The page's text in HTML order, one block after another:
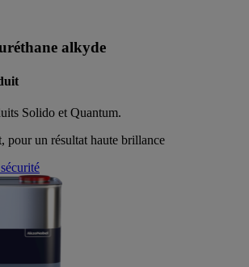
alkyde
Solido et Quantum.
pour un résultat haute brillance